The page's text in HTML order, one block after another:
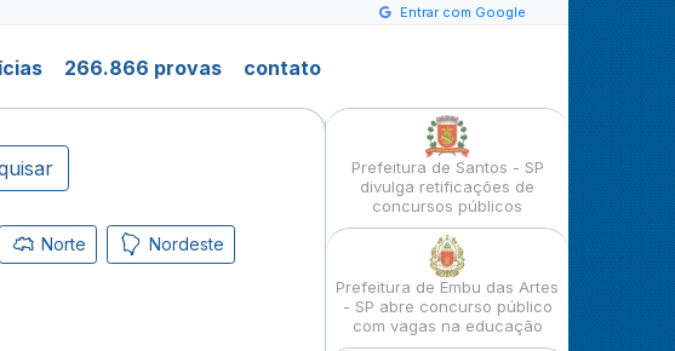
Entrar com Google
266.866 provas contato
Norte Nordeste
Prefeitura de Santos - SP
divulga retificações de
concursos públicos
Prefeitura de Embu das Artes
- SP abre concurso público
com vagas na educação